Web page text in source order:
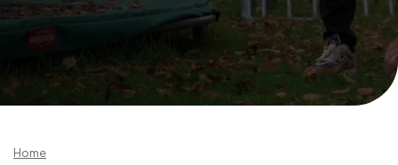
Home